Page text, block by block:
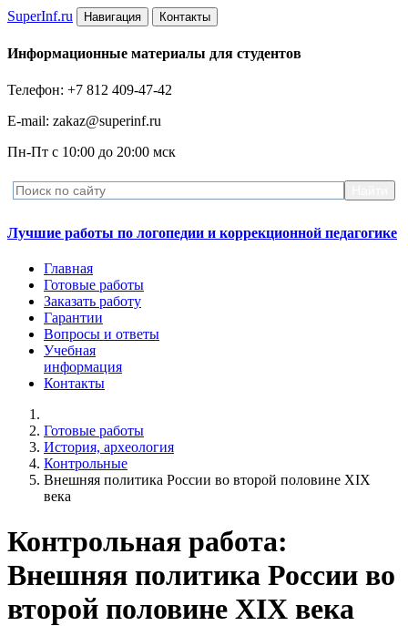
SuperInf.ru Навигация Контакты
Информационные материалы для студентов
Телефон: +7 812 409-47-42
E-mail: zakaz@superinf.ru
Пн-Пт с 10:00 до 20:00 мск
Лучшие работы по логопедии и коррекционной педагогике
Главная
Готовые работы
Заказать работу
Гарантии
Вопросы и ответы
Учебная
информация
Контакты
Готовые работы
История, археология
Контрольные
Внешняя политика России во второй половине XIX
века
Контрольная работа:
Внешняя политика России во
второй половине XIX века